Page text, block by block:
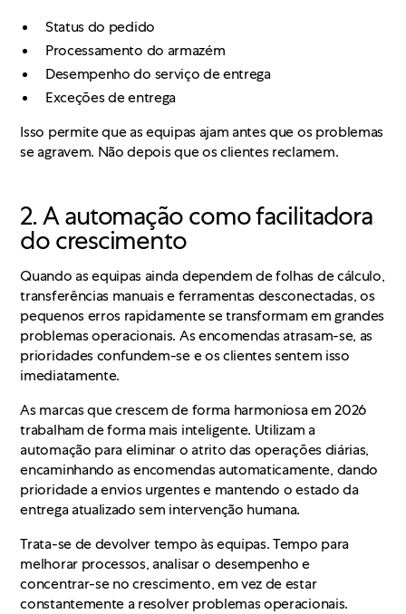
Status do pedido
Processamento do armazém
Desempenho do serviço de entrega
Exceções de entrega
Isso permite que as equipas ajam antes que os problemas
se agravem. Não depois que os clientes reclamem.
2. A automação como facilitadora
do crescimento
Quando as equipas ainda dependem de folhas de cálculo,
transferências manuais e ferramentas desconectadas, os
pequenos erros rapidamente se transformam em grandes
problemas operacionais. As encomendas atrasam-se, as
prioridades confundem-se e os clientes sentem isso
imediatamente.
As marcas que crescem de forma harmoniosa em 2026
trabalham de forma mais inteligente. Utilizam a
automação para eliminar o atrito das operações diárias,
encaminhando as encomendas automaticamente, dando
prioridade a envios urgentes e mantendo o estado da
entrega atualizado sem intervenção humana.
Trata-se de devolver tempo às equipas. Tempo para
melhorar processos, analisar o desempenho e
concentrar-se no crescimento, em vez de estar
constantemente a resolver problemas operacionais.